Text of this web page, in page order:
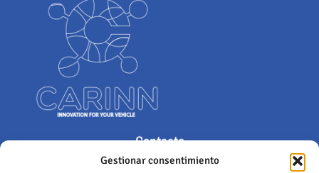
Gestionar consentimiento
Contacto
Polígono Industrial de Castrillo, Calle San Juan 18, 24199, Castrillo